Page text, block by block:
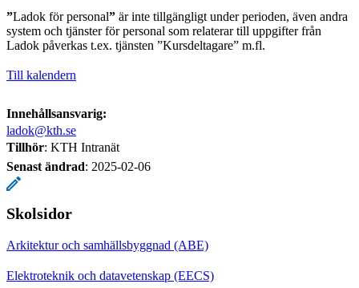
”Ladok för personal” är inte tillgängligt under perioden, även andra
system och tjänster för personal som relaterar till uppgifter från
Ladok påverkas t.ex. tjänsten ”Kursdeltagare” m.fl.
Till kalendern
Innehållsansvarig:
ladok@kth.se
Tillhör: KTH Intranät
Senast ändrad: 2025-02-06
Skolsidor
Arkitektur och samhällsbyggnad (ABE)
Elektroteknik och datavetenskap (EECS)